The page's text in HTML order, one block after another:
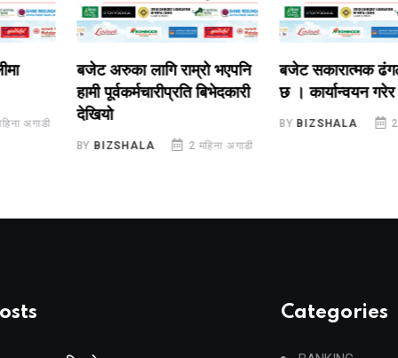
बजेट अरुका लागि राम्रो भएपनि
हामी पूर्वकर्मचारीप्रति बिभेदकारी
देखियो
BIZSHALA 2 महिना अगाडी
बजेट सकारात्मक ढंगले
छ । कार्यान्वयन गरेर
BIZSHALA 2
Categories